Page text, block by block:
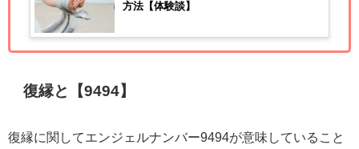
方法【体験談】
復縁と【9494】
復縁に関してエンジェルナンバー9494が意味していること